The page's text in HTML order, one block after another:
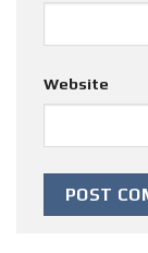
Website